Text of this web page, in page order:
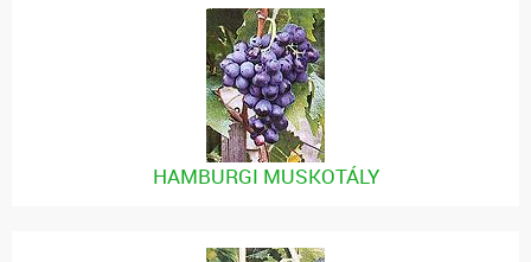
HAMBURGI MUSKOTÁLY